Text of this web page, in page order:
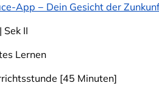
App − Dein Gesicht der
II
Lernen
[45 Minuten]